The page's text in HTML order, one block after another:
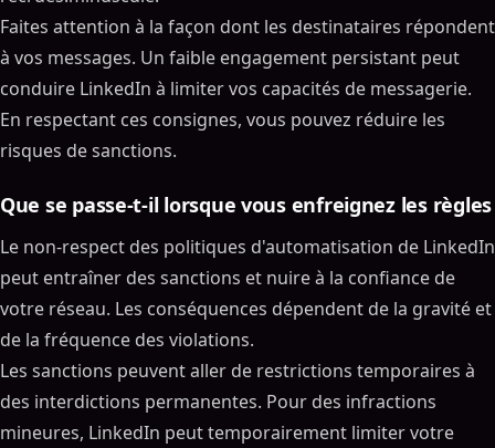
Faites attention à la façon dont les destinataires répondent
à vos messages. Un faible engagement persistant peut
conduire LinkedIn à limiter vos capacités de messagerie.
En respectant ces consignes, vous pouvez réduire les
risques de sanctions.
Que se passe-t-il lorsque vous enfreignez les règles
Le non-respect des politiques d'automatisation de LinkedIn
peut entraîner des sanctions et nuire à la confiance de
votre réseau. Les conséquences dépendent de la gravité et
de la fréquence des violations.
Les sanctions peuvent aller de restrictions temporaires à
des interdictions permanentes. Pour des infractions
mineures, LinkedIn peut temporairement limiter votre